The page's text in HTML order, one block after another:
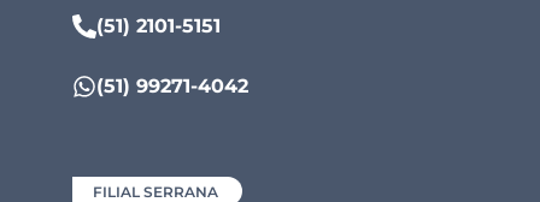
(51) 2101-5151
(51) 99271-4042
FILIAL SERRANA